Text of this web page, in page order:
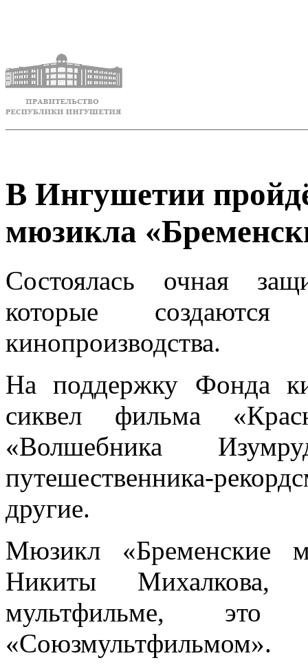
В Ингушетии
мюзикла
Состоялась очная
которые создаются
кинопроизводства.
На поддержку Фонда
сиквел фильма
«Волшебника
путешественника-
другие.
Мюзикл «Бременские
Никиты Михалкова,
мультфильме,
«Союзмультфильмом».